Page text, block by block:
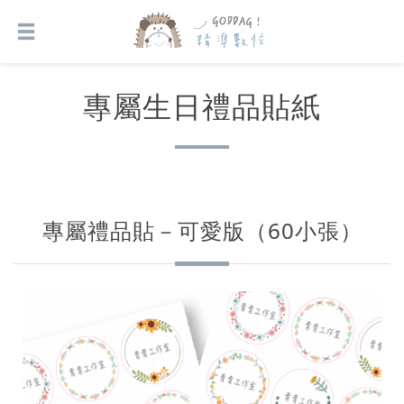
專屬生日禮品貼紙
專屬禮品貼－可愛版（60小張）